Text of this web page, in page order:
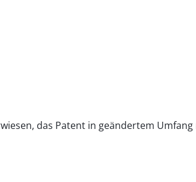
das Patent in geändertem